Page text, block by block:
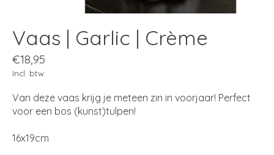
Vaas | Garlic | Crème
€18,95
Incl. btw
Van deze vaas krijg je meteen zin in voorjaar! Perfect
voor een bos (kunst)tulpen!
16x19cm